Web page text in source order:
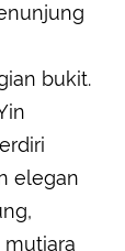
bukit.
elegan